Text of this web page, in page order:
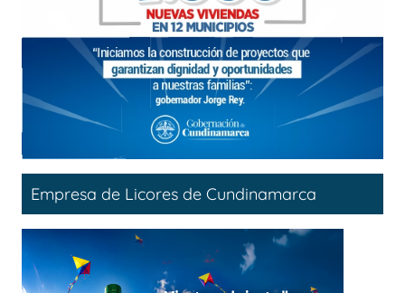
Empresa de Licores de Cundinamarca